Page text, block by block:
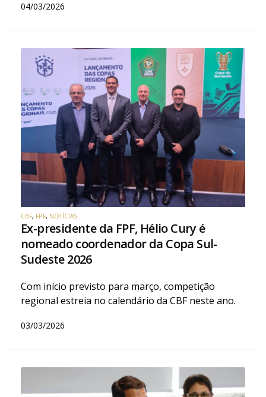
04/03/2026
CBF, FPF, NOTÍCIAS
Ex-presidente da FPF, Hélio Cury é
nomeado coordenador da Copa Sul-
Sudeste 2026
Com início previsto para março, competição
regional estreia no calendário da CBF neste ano.
03/03/2026